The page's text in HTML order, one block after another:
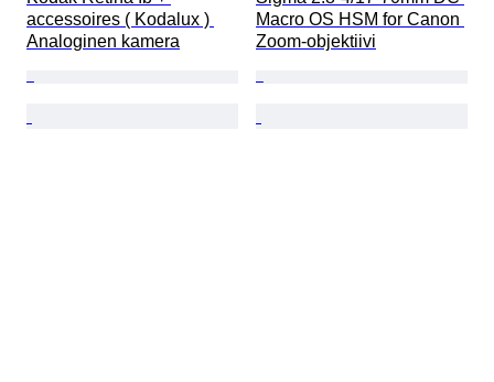
accessoires ( Kodalux )
Analoginen kamera
Macro OS HSM for Canon
Zoom-objektiivi